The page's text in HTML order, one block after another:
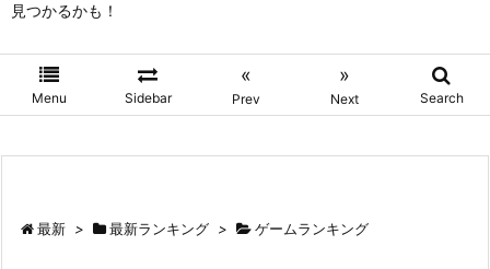
見つかるかも！
Menu Sidebar
«
Prev
»
Next Search
最新 > 最新ランキング > ゲームランキング